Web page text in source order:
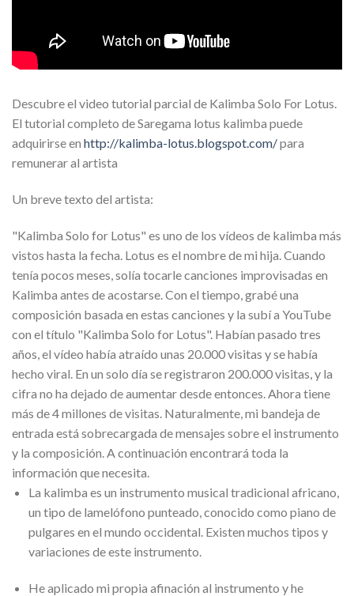
Post Views:
Descubre el video tutorial parcial de Kalimba Solo For Lotus.
El tutorial completo de Saregama lotus kalimba puede
adquirirse en http://kalimba-lotus.blogspot.com/para
remunerar al artista
Un breve texto del artista:
"Kalimba Solo for Lotus" es uno de los vídeos de kalimba más
vistos hasta la fecha. Lotus es el nombre de mi hija. Cuando
tenía pocos meses, solía tocarle canciones improvisadas en
Kalimba antes de acostarse. Con el tiempo, grabé una
composición basada en estas canciones y la subí a YouTube
con el título "Kalimba Solo for Lotus". Habían pasado tres
años, el vídeo había atraído unas 20.000 visitas y se había
hecho viral. En un solo día se registraron 200.000 visitas, y la
cifra no ha dejado de aumentar desde entonces. Ahora tiene
más de 4 millones de visitas. Naturalmente, mi bandeja de
entrada está sobrecargada de mensajes sobre el instrumento
y la composición. A continuación encontrará toda la
información que necesita.
La kalimba es un instrumento musical tradicional africano,
un tipo de lamelófono punteado, conocido como piano de
pulgares en el mundo occidental. Existen muchos tipos y
variaciones de este instrumento.
He aplicado mi propia afinación al instrumento y he